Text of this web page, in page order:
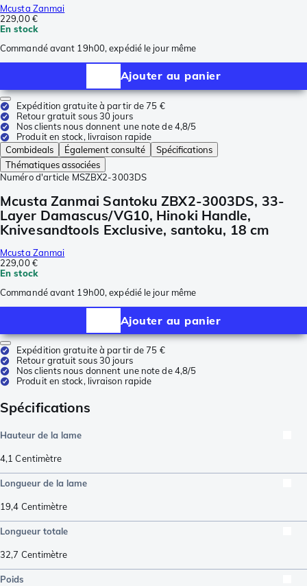
Mcusta Zanmai
229,00 €
En stock
Commandé avant 19h00, expédié le jour même
Ajouter au panier
Expédition gratuite à partir de 75 €
Retour gratuit sous 30 jours
Nos clients nous donnent une note de 4,8/5
Produit en stock, livraison rapide
Combideals
Également consulté
Spécifications
Thématiques associées
Numéro d'article MSZBX2-3003DS
Mcusta Zanmai Santoku ZBX2-3003DS, 33-
Layer Damascus/VG10, Hinoki Handle,
Knivesandtools Exclusive, santoku, 18 cm
Mcusta Zanmai
229,00 €
En stock
Commandé avant 19h00, expédié le jour même
Ajouter au panier
Expédition gratuite à partir de 75 €
Retour gratuit sous 30 jours
Nos clients nous donnent une note de 4,8/5
Produit en stock, livraison rapide
Spécifications
Hauteur de la lame
4,1 Centimètre
Longueur de la lame
19,4 Centimètre
Longueur totale
32,7 Centimètre
Poids